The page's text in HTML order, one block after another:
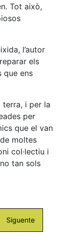
Tot això,
l’autor
els
que ens
terra, i per la
per
que el van
moltes
col·lectiu i
tan sols
Siguente